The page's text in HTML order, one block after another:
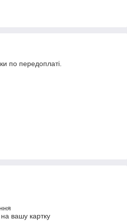
по передоплаті.
вашу картку